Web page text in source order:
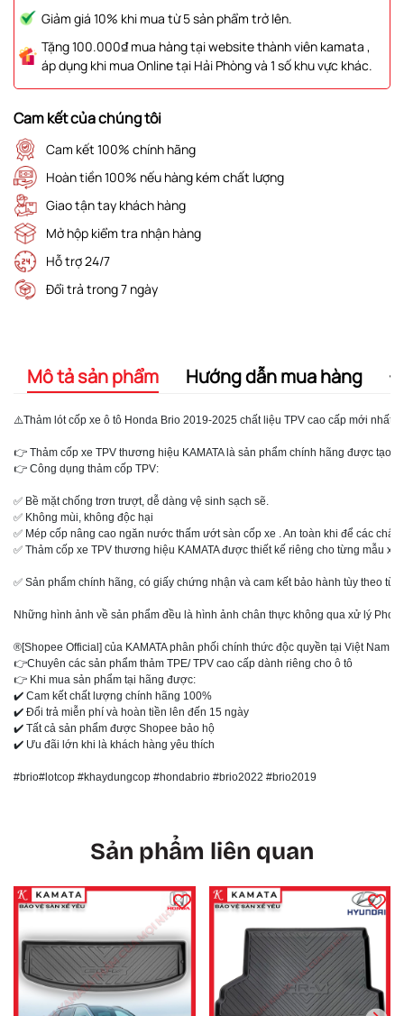
Giảm giá 10% khi mua từ 5 sản phẩm trở lên.
Tặng 100.000₫ mua hàng tại website thành viên kamata ,
áp dụng khi mua Online tại Hải Phòng và 1 số khu vực khác.
Cam kết của chúng tôi
Cam kết 100% chính hãng
Hoàn tiền 100% nếu hàng kém chất lượng
Giao tận tay khách hàng
Mở hộp kiểm tra nhận hàng
Hỗ trợ 24/7
Đổi trả trong 7 ngày
Mô tả sản phẩm Hướng dẫn mua hàng
⚠️Thảm lót cốp xe ô tô Honda Brio 2019-2025 chất liệu TPV cao cấp mới nhất
👉 Thảm cốp xe TPV thương hiệu KAMATA là sản phẩm chính hãng được tạo
👉 Công dụng thảm cốp TPV:
✅ Bề mặt chống trơn trượt, dễ dàng vệ sinh sạch sẽ.
✅ Không mùi, không độc hại
✅ Mép cốp nâng cao ngăn nước thấm ướt sàn cốp xe . An toàn khi để các
✅ Thảm cốp xe TPV thương hiệu KAMATA được thiết kế riêng cho từng mẫu
✅ Sản phẩm chính hãng, có giấy chứng nhận và cam kết bảo hành tùy theo
Những hình ảnh về sản phẩm đều là hình ảnh chân thực không qua xử lý
®️[Shopee Official] của KAMATA phân phối chính thức độc quyền tại Việt Nam
👉Chuyên các sản phẩm thảm TPE/ TPV cao cấp dành riêng cho ô tô
👉 Khi mua sản phẩm tại hãng được:
✔️ Cam kết chất lượng chính hãng 100%
✔️ Đổi trả miễn phí và hoàn tiền lên đến 15 ngày
✔️ Tất cả sản phẩm được Shopee bảo hộ
✔️ Ưu đãi lớn khi là khách hàng yêu thích
#brio#lotcop #khaydungcop #hondabrio #brio2022 #brio2019
Sản phẩm liên quan